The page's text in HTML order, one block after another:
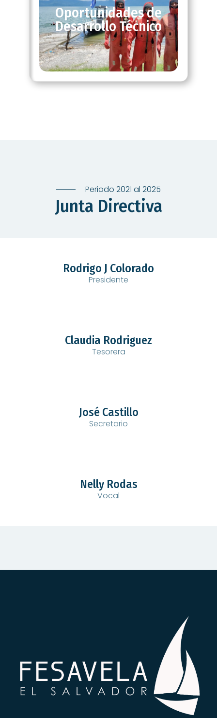
Oportunidades de
Desarrollo Técnico
Periodo 2021 al 2025
Junta Directiva
Rodrigo J Colorado
Presidente
Claudia Rodriguez
Tesorera
José Castillo
Secretario
Nelly Rodas
Vocal